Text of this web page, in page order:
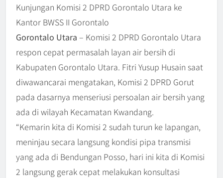
Kunjungan Komisi 2 DPRD Gorontalo Utara ke
Kantor BWSS II Gorontalo
Gorontalo Utara – Komisi 2 DPRD Gorontalo Utara
respon cepat permasalah layan air bersih di
Kabupaten Gorontalo Utara. Fitri Yusup Husain saat
diwawancarai mengatakan, Komisi 2 DPRD Gorut
pada dasarnya menseriusi persoalan air bersih yang
ada di wilayah Kecamatan Kwandang.
“Kemarin kita di Komisi 2 sudah turun ke lapangan,
meninjau secara langsung kondisi pipa transmisi
yang ada di Bendungan Posso, hari ini kita di Komisi
2 langsung gerak cepat melakukan konsultasi